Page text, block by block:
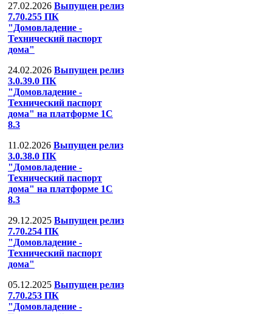
27.02.2026 Выпущен релиз
7.70.255 ПК
"Домовладение -
Технический паспорт
дома"
24.02.2026 Выпущен релиз
3.0.39.0 ПК
"Домовладение -
Технический паспорт
дома" на платформе 1С
8.3
11.02.2026 Выпущен релиз
3.0.38.0 ПК
"Домовладение -
Технический паспорт
дома" на платформе 1С
8.3
29.12.2025 Выпущен релиз
7.70.254 ПК
"Домовладение -
Технический паспорт
дома"
05.12.2025 Выпущен релиз
7.70.253 ПК
"Домовладение -